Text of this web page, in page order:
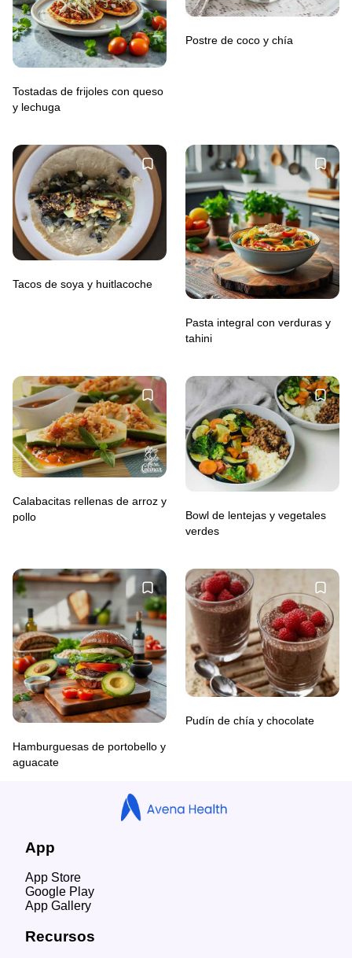
Tostadas de frijoles con queso
y lechuga
Postre de coco y chía
Tacos de soya y huitlacoche
Pasta integral con verduras y
tahini
Calabacitas rellenas de arroz y
pollo
Bowl de lentejas y vegetales
verdes
Hamburguesas de portobello y
aguacate
Pudín de chía y chocolate
App
App Store
Google Play
App Gallery
Recursos